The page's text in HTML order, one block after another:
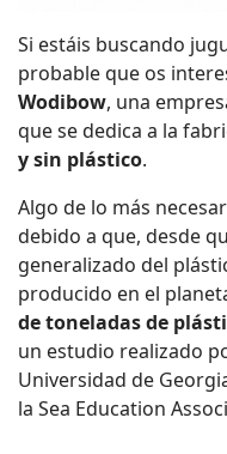
Si estáis buscando
probable que os
Wodibow, una
que se dedica a la
y sin plástico.
Algo de lo más
debido a que, desde
generalizado del
producido en el
de toneladas de
un estudio realizado
Universidad de
la Sea Education